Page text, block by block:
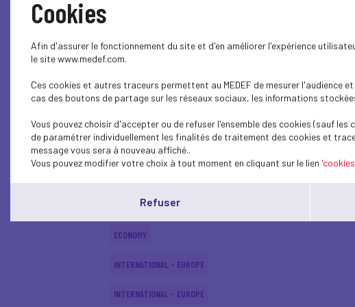
INTERNATIONAL - EUROPE
ECONOMY
INTERNATIONAL - EUROPE
ECONOMY
ECONOMY
INTERNATIONAL - EUROPE
INTERNATIONAL - EUROPE
Cookies
Afin d'assurer le fonctionnement du site et d'en améliorer l'expérience
le site www.medef.com.
Ces cookies et autres traceurs permettent au MEDEF de mesurer
cas des boutons de partage sur les réseaux sociaux, les informations
Vous pouvez choisir d'accepter ou de refuser l'ensemble des cookies (sauf
de paramétrer individuellement les finalités de traitement des cookies et
message vous sera à nouveau affiché..
Vous pouvez modifier votre choix à tout moment en cliquant sur le lien
Refuser